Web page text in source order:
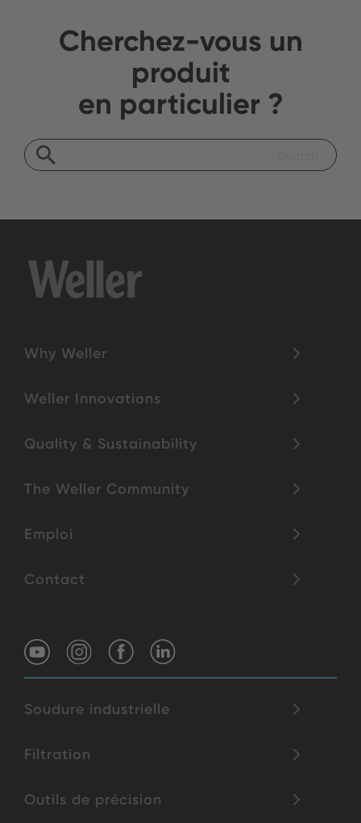
Cherchez-vous un
produit
en particulier ?
Why Weller
Weller Innovations
Quality & Sustainability
The Weller Community
Emploi
Contact
Soudure industrielle
Filtration
Outils de précision